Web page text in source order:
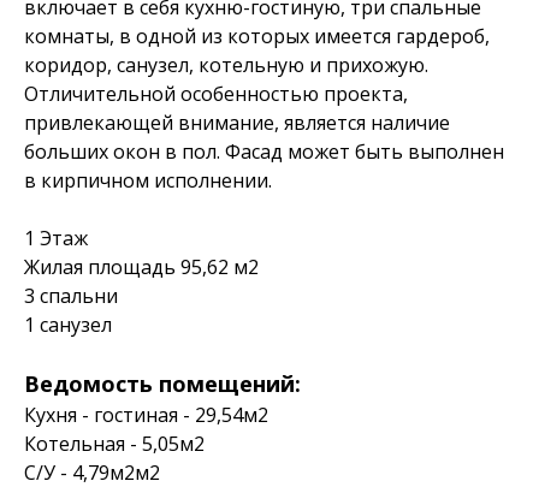
включает в себя кухню-гостиную, три спальные
комнаты, в одной из которых имеется гардероб,
коридор, санузел, котельную и прихожую.
Отличительной особенностью проекта,
привлекающей внимание, является наличие
больших окон в пол. Фасад может быть выполнен
в кирпичном исполнении.
1 Этаж
Жилая площадь 95,62 м2
3 спальни
1 санузел
Ведомость помещений:
Кухня - гостиная - 29,54м2
Котельная - 5,05м2
С/У - 4,79м2м2